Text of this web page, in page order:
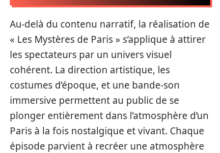
Au-delà du contenu narratif, la réalisation de
« Les Mystères de Paris » s’applique à attirer
les spectateurs par un univers visuel
cohérent. La direction artistique, les
costumes d’époque, et une bande-son
immersive permettent au public de se
plonger entièrement dans l’atmosphère d’un
Paris à la fois nostalgique et vivant. Chaque
épisode parvient à recréer une atmosphère